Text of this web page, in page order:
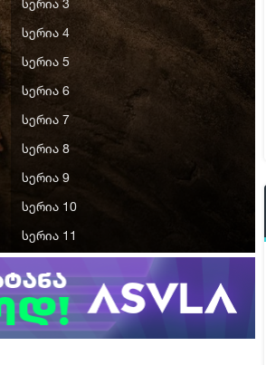
სერია 3
სერია 4
სერია 5
სერია 6
სერია 7
სერია 8
სერია 9
სერია 10
სერია 11
სერია 13